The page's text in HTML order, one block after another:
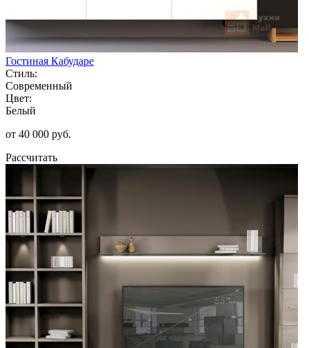
Гостиная Кабударе
Стиль:
Современный
Цвет:
Белый
от 40 000 руб.
Рассчитать